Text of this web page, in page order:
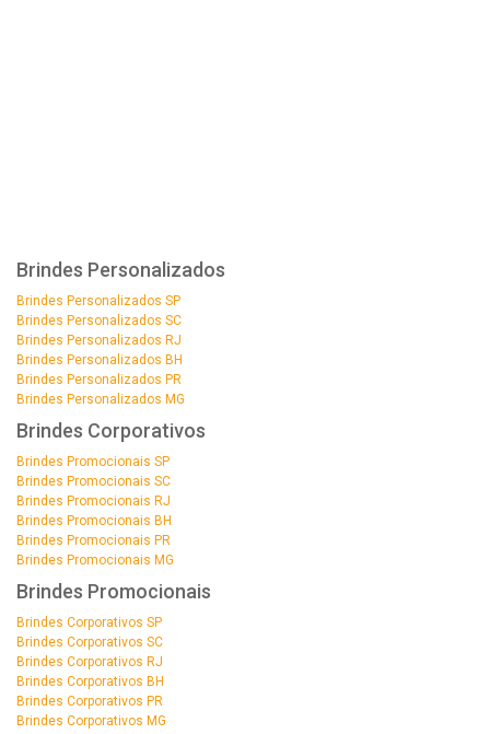
Brindes Personalizados
Brindes Personalizados SP
Brindes Personalizados SC
Brindes Personalizados RJ
Brindes Personalizados BH
Brindes Personalizados PR
Brindes Personalizados MG
Brindes Corporativos
Brindes Promocionais SP
Brindes Promocionais SC
Brindes Promocionais RJ
Brindes Promocionais BH
Brindes Promocionais PR
Brindes Promocionais MG
Brindes Promocionais
Brindes Corporativos SP
Brindes Corporativos SC
Brindes Corporativos RJ
Brindes Corporativos BH
Brindes Corporativos PR
Brindes Corporativos MG